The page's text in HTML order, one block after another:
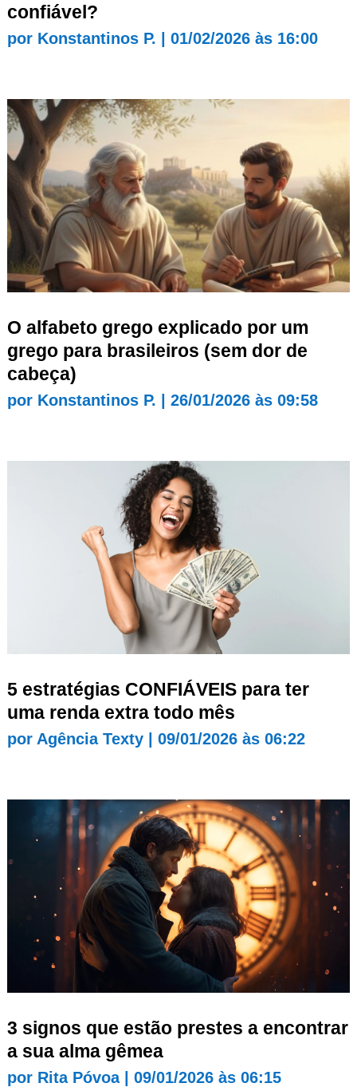
confiável?
por Konstantinos P. 01/02/2026 às 16:00
O alfabeto grego explicado por um
grego para brasileiros (sem dor de
cabeça)
por Konstantinos P. 26/01/2026 às 09:58
5 estratégias CONFIÁVEIS para ter
uma renda extra todo mês
por Agência Texty| 09/01/2026 às 06:22
3 signos que estão prestes a encontrar
a sua alma gêmea
por Rita Póvoa| 09/01/2026 às 06:15